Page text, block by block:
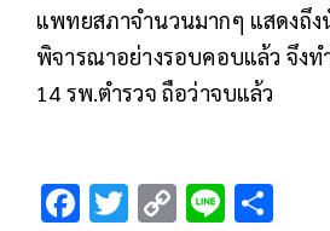
แพทยสภาจำนวนมากๆ แสดงถึง
พิจารณาอย่างรอบคอบแล้ว จึงท
14 รพ.ตำรวจ ถือว่าจบแล้ว
F T C Li